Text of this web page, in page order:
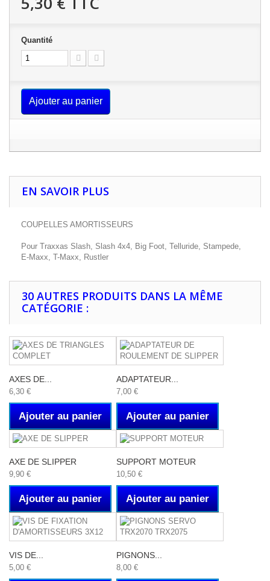
Quantité
Ajouter au panier
EN SAVOIR PLUS
COUPELLES AMORTISSEURS
Pour Traxxas Slash, Slash 4x4, Big Foot, Telluride, Stampede,
E-Maxx, T-Maxx, Rustler
30 AUTRES PRODUITS DANS LA MÊME
CATÉGORIE :
AXES DE...
6,30 €
Ajouter au panier
ADAPTATEUR...
7,00 €
Ajouter au panier
AXE DE SLIPPER
9,90 €
Ajouter au panier
SUPPORT MOTEUR
10,50 €
Ajouter au panier
VIS DE...
5,00 €
PIGNONS...
8,00 €